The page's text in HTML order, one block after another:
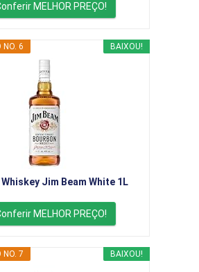
MELHOR PREÇO!
BAIXOU!
NO. 6
Jim Beam White 1L
MELHOR PREÇO!
BAIXOU!
NO. 7